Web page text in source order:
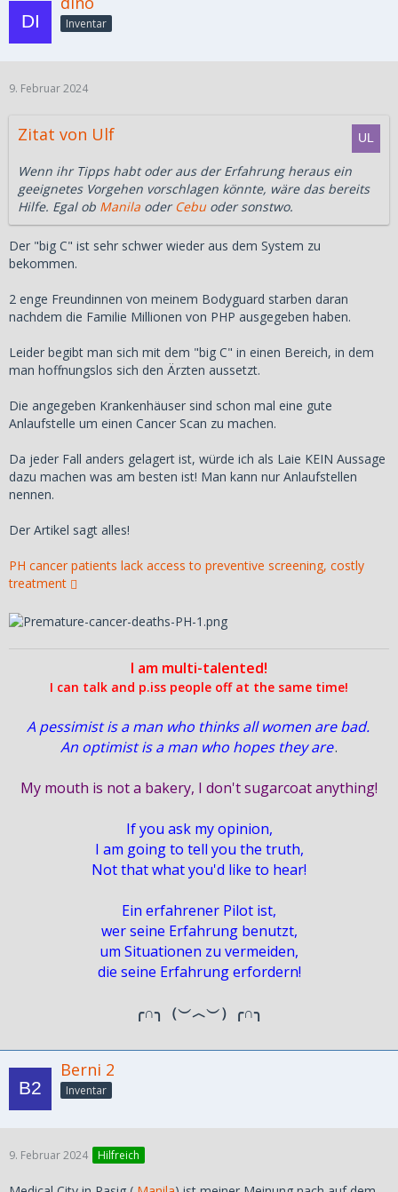
Inventar
9. Februar 2024
Zitat von Ulf
Wenn ihr Tipps habt oder aus der Erfahrung heraus ein
geeignetes Vorgehen vorschlagen könnte, wäre das bereits
Hilfe. Egal ob Manila oder Cebu oder sonstwo.
Der "big C" ist sehr schwer wieder aus dem System zu
bekommen.
2 enge Freundinnen von meinem Bodyguard starben daran
nachdem die Familie Millionen von PHP ausgegeben haben.
Leider begibt man sich mit dem "big C" in einen Bereich, in dem
man hoffnungslos sich den Ärzten aussetzt.
Die angegeben Krankenhäuser sind schon mal eine gute
Anlaufstelle um einen Cancer Scan zu machen.
Da jeder Fall anders gelagert ist, würde ich als Laie KEIN Aussage
dazu machen was am besten ist! Man kann nur Anlaufstellen
nennen.
Der Artikel sagt alles!
PH cancer patients lack access to preventive screening, costly
treatment
I am multi-talented!
I can talk and p.iss people off at the same time!
A pessimist is a man who thinks all women are bad.
An optimist is a man who hopes they are.
My mouth is not a bakery, I don't sugarcoat anything!
If you ask my opinion,
I am going to tell you the truth,
Not that what you'd like to hear!
Ein erfahrener Pilot ist,
wer seine Erfahrung benutzt,
um Situationen zu vermeiden,
die seine Erfahrung erfordern!
╭∩╮（︶︿︶）╭∩╮
Berni 2
Inventar
9. Februar 2024 Hilfreich